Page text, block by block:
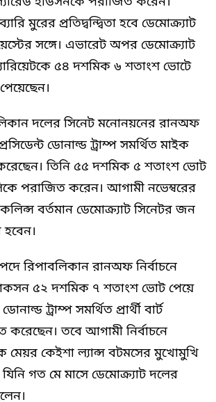
মুরের প্রতিদ্বন্দ্বিতা হবে ডেমোক্র্যাট
সঙ্গে। এভারেট অপর ডেমোক্র্যাট
৫৪ দশমিক ৬ শতাংশ ভোটে
দলের সিনেট মনোনয়নের রানঅফ
ডোনাল্ড ট্রাম্প সমর্থিত মাইক
তিনি ৫৫ দশমিক ৫ শতাংশ ভোট
পরাজিত করেন। আগামী নভেম্বরের
কলিন্স বর্তমান ডেমোক্র্যাট সিনেটর জন
রিপাবলিকান রানঅফ নির্বাচনে
৫২ দশমিক ৭ শতাংশ ভোট পেয়ে
ট্রাম্প সমর্থিত প্রার্থী বার্ট
তবে আগামী নির্বাচনে
মেয়র কেইশা ল্যান্স বটমসের মুখোমুখি
গত মে মাসে ডেমোক্র্যাট দলের